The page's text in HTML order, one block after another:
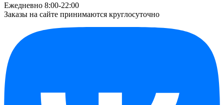
Ежедневно 8:00-22:00
Заказы на сайте принимаются круглосуточно